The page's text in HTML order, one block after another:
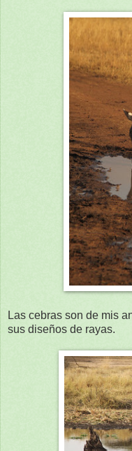
Las cebras son de mis
sus diseños de rayas.